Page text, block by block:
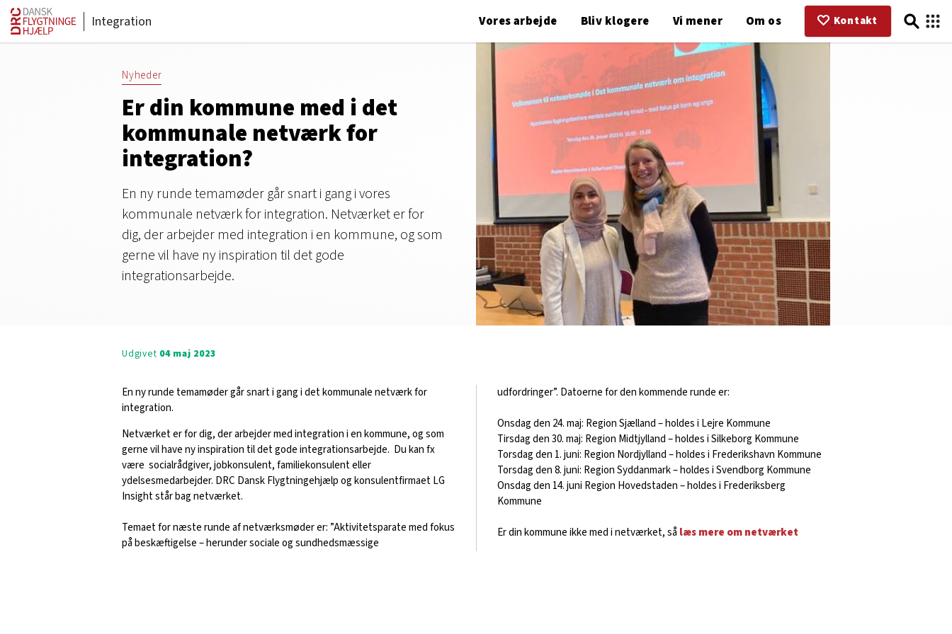
Integration Vores arbejde Bliv klogere Vi mener Om os Kontakt
Nyheder
Er din kommune med i det
kommunale netværk for
integration?
En ny runde temamøder går snart i gang i vores
kommunale netværk for integration. Netværket er for
dig, der arbejder med integration i en kommune, og som
gerne vil have ny inspiration til det gode
integrationsarbejde.
Udgivet 04 maj 2023
En ny runde temamøder går snart i gang i det kommunale netværk for
integration.
Netværket er for dig, der arbejder med integration i en kommune, og som
gerne vil have ny inspiration til det gode integrationsarbejde. Du kan fx
være socialrådgiver, jobkonsulent, familiekonsulent eller
ydelsesmedarbejder. DRC Dansk Flygtningehjælp og konsulentfirmaet LG
Insight står bag netværket.
Temaet for næste runde af netværksmøder er: ”Aktivitetsparate med fokus
på beskæftigelse – herunder sociale og sundhedsmæssige
udfordringer”. Datoerne for den kommende runde er:
Onsdag den 24. maj: Region Sjælland – holdes i Lejre Kommune
Tirsdag den 30. maj: Region Midtjylland – holdes i Silkeborg Kommune
Torsdag den 1. juni: Region Nordjylland – holdes i Frederikshavn Kommune
Torsdag den 8. juni: Region Syddanmark – holdes i Svendborg Kommune
Onsdag den 14. juni Region Hovedstaden – holdes i Frederiksberg
Kommune
Er din kommune ikke med i netværket, så læs mere om netværket